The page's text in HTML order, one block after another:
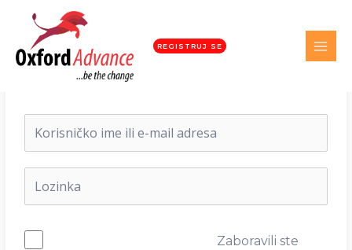
REGISTRUJ SE
Dobrodošli nazad!
Zaboravili ste